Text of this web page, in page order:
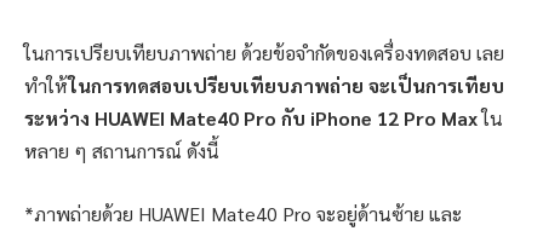
ในการเปรียบเทียบภาพถ่าย ด้วยข้อจำกัดของเครื่องทดสอบ เลย
ทำให้ในการทดสอบเปรียบเทียบภาพถ่าย จะเป็นการเทียบ
ระหว่าง HUAWEI Mate40 Pro กับ iPhone 12 Pro Maxใน
หลาย ๆ สถานการณ์ ดังนี้
*ภาพถ่ายด้วย HUAWEI Mate40 Pro จะอยู่ด้านซ้าย และ